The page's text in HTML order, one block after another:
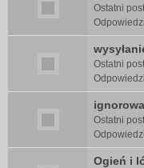
Ostatni
Ostatni
Ostatni
Ogień i